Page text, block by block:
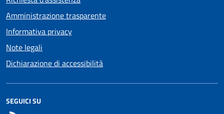
Amministrazione trasparente
Informativa privacy
Note legali
Dichiarazione di accessibilità
SEGUICI SU